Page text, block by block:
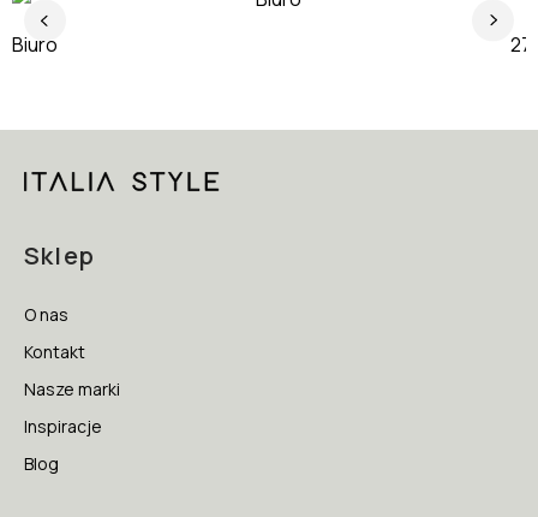
Biuro
Sklep
O nas
Kontakt
Nasze marki
Inspiracje
Blog